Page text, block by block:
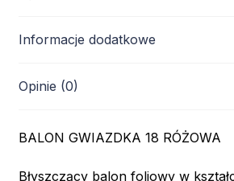
Informacje dodatkowe
Opinie (0)
BALON GWIAZDKA 18 RÓŻOWA
Błyszczący balon foliowy w